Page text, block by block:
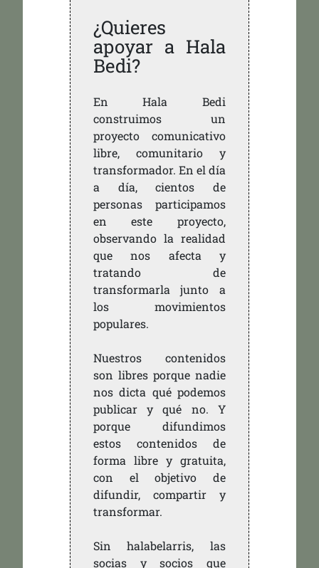
¿Quieres
apoyar a Hala
Bedi?
En Hala Bedi
construimos un
proyecto comunicativo
libre, comunitario y
transformador. En el día
a día, cientos de
personas participamos
en este proyecto,
observando la realidad
que nos afecta y
tratando de
transformarla junto a
los movimientos
populares.
Nuestros contenidos
son libres porque nadie
nos dicta qué podemos
publicar y qué no. Y
porque difundimos
estos contenidos de
forma libre y gratuita,
con el objetivo de
difundir, compartir y
transformar.
Sin halabelarris, las
socias y socios que